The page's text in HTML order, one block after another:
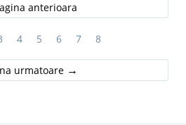
anterioara
4 5 6 7 8
urmatoare